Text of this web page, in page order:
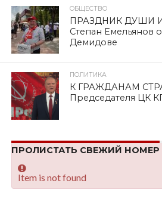
ОБЩЕСТВО
ПРАЗДНИК ДУШИ
Степан Емельянов
Демидове
ПОЛИТИКА
К ГРАЖДАНАМ
Председателя ЦК
ПРОЛИСТАТЬ СВЕЖИЙ НОМЕР
Item is not found